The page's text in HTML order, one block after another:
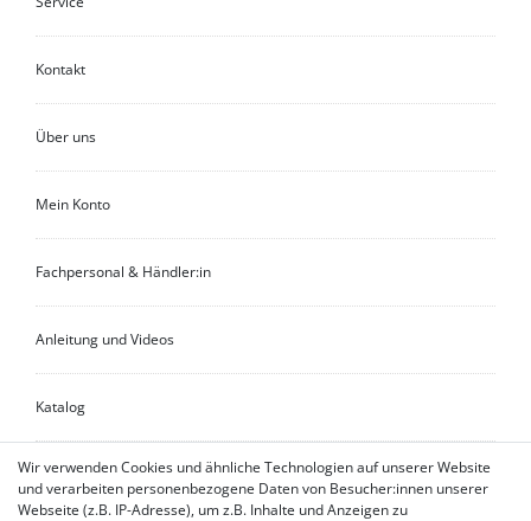
Kontakt
Über uns
Mein Konto
Fachpersonal & Händler:in
Anleitung und Videos
Katalog
Händler:in finden
Wir verwenden Cookies und ähnliche Technologien auf unserer Website
und verarbeiten personenbezogene Daten von Besucher:innen unserer
Webseite (z.B. IP-Adresse), um z.B. Inhalte und Anzeigen zu